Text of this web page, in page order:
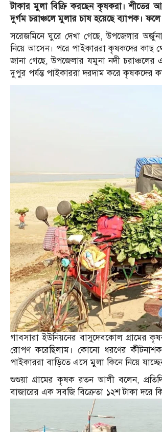
টাকার মুলা বিক্রি করছেন কৃষকরা। শীতের
দুর্গম চরাঞ্চলে মুলার চাষ হয়েছে ব্যাপক। ফলে
সরেজমিনে ঘুরে দেখা গেছে, উপজেলার
নিয়ে আসেন। পরে পাইকাররা কৃষকদের কাছ
জানা গেছে, উপজেলার যমুনা নদী
দুপুর পর্যন্ত পাইকাররা দরদাম করে কৃষকদের
গাবসারা ইউনিয়নের বাসুদেবকোল গ্রামের
রোপণ করেছিলাম। কোনো ধরণের কীটনাশক
পাইকাররা বাড়িতে এসে মুলা কিনে নিয়ে
শুশুয়া গ্রামের কৃষক রতন আলী বলেন,
বাজারের এক সবজি বিক্রেতা ১২শ টাকা দরে